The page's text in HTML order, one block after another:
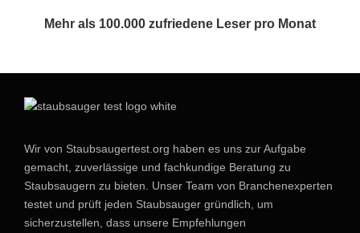
Mehr als 100.000 zufriedene Leser pro Monat
Wir von Staubsaugertest.org haben es uns zur Aufgabe
gemacht, zuverlässige und fachkundige Beratung zu
Staubsaugern zu bieten. Unser Team von Branchenexperten
testet und prüft jeden Staubsauger gründlich, um
sicherzustellen, dass unsere Empfehlungen